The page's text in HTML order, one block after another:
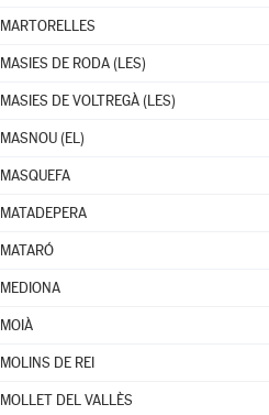
MARTORELLES
MASIES DE RODA (LES)
MASIES DE VOLTREGÀ (LES)
MASNOU (EL)
MASQUEFA
MATADEPERA
MATARÓ
MEDIONA
MOIÀ
MOLINS DE REI
MOLLET DEL VALLÈS